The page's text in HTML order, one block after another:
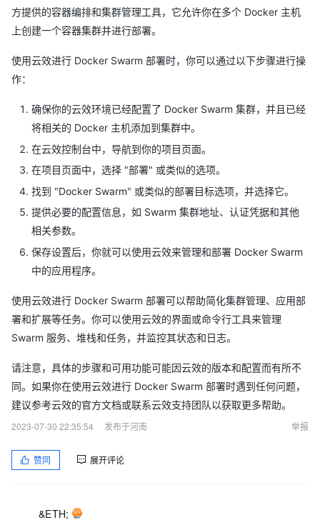
方提供的容器编排和集群管理工具，它允许你在多个 Docker 主机
上创建一个容器集群并进行部署。
使用云效进行 Docker Swarm 部署时，你可以通过以下步骤进行操
作：
确保你的云效环境已经配置了 Docker Swarm 集群，并且已经
将相关的 Docker 主机添加到集群中。
在云效控制台中，导航到你的项目页面。
在项目页面中，选择 "部署" 或类似的选项。
找到 "Docker Swarm" 或类似的部署目标选项，并选择它。
提供必要的配置信息，如 Swarm 集群地址、认证凭据和其他
相关参数。
保存设置后，你就可以使用云效来管理和部署 Docker Swarm
中的应用程序。
使用云效进行 Docker Swarm 部署可以帮助简化集群管理、应用部
署和扩展等任务。你可以使用云效的界面或命令行工具来管理
Swarm 服务、堆栈和任务，并监控其状态和日志。
请注意，具体的步骤和可用功能可能因云效的版本和配置而有所不
同。如果你在使用云效进行 Docker Swarm 部署时遇到任何问题，
建议参考云效的官方文档或联系云效支持团队以获取更多帮助。
2023-07-30 22:35:54
发布于河南 举报
赞同 展开评论
&ETH;